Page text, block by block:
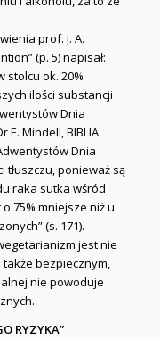
prof. J. A.
(p. 5) napisał:
stolcu ok. 20%
ilości substancji
Dnia
E. Mindell, BIBLIA
Dnia
tłuszczu, ponieważ są
raka sutka wśród
75% mniejsze niż u
(s. 171).
jest nie
bezpiecznym,
nie powoduje
RYZYKA”